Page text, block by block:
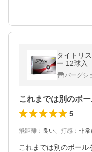
タイトリ
ー 12球入
バーグシ
5
飛距離 ： 良い、 打感 ： 非
これまでは別のボー